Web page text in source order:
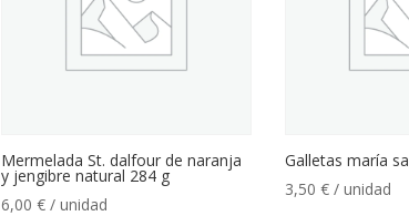
Mermelada St. dalfour de naranja
y jengibre natural 284 g
6,00€ / unidad
Galletas maría
3,50 € / unidad